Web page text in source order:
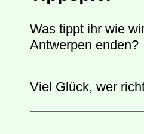
Was tippt ihr wie
Antwerpen enden?
Viel Glück, wer